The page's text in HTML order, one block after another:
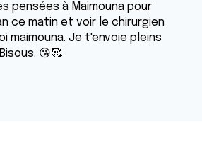
pensées à Maimouna pour
ce matin et voir le chirurgien
maimouna. Je t'envoie pleins
😘🥰